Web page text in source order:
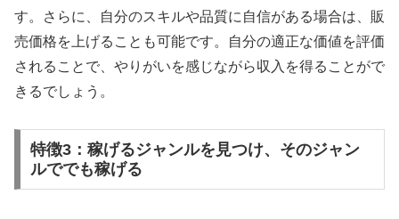
す。さらに、自分のスキルや品質に自信がある場合は、販
売価格を上げることも可能です。自分の適正な価値を評価
されることで、やりがいを感じながら収入を得ることがで
きるでしょう。
特徴3：稼げるジャンルを見つけ、そのジャン
ルででも稼げる